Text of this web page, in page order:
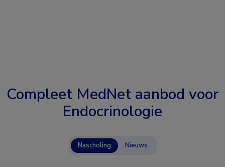
Compleet MedNet aanbod voor
Endocrinologie
Nascholing Nieuws